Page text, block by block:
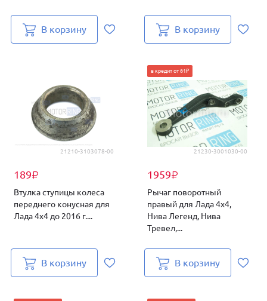
В корзину В корзину
21210-3103078-00
189₽
Втулка ступицы колеса
переднего конусная для
Лада 4х4 до 2016 г....
В корзину
21230-3001030-00
1959₽
в кредит от 81₽
Рычаг поворотный
правый для Лада 4х4,
Нива Легенд, Нива
Тревел,...
В корзину